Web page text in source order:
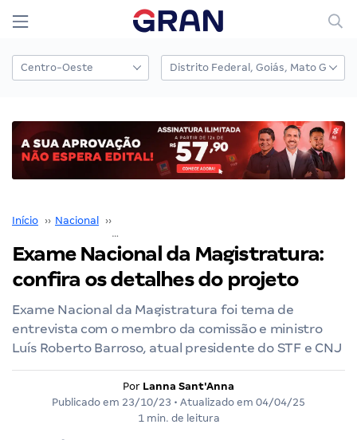
Início ›› Nacional ››
Exame Nacional da Magistratura:
confira os detalhes do projeto
Exame Nacional da Magistratura foi tema de
entrevista com o membro da comissão e ministro
Luís Roberto Barroso, atual presidente do STF e CNJ
Por Lanna Sant'Anna
Publicado em 23/10/23 • Atualizado em 04/04/25
1 min. de leitura